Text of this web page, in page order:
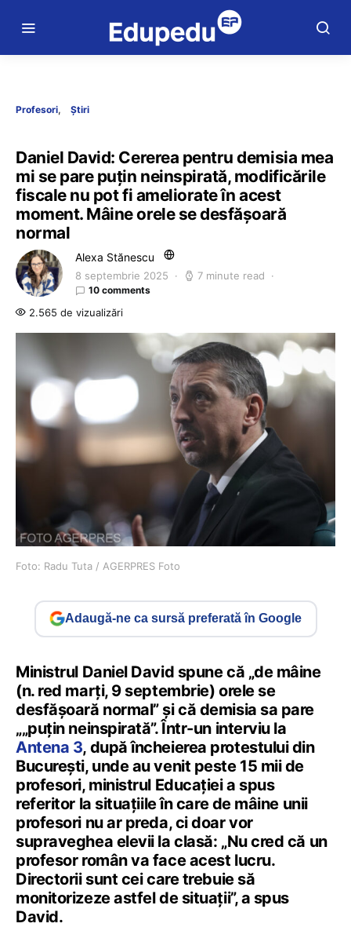
Profesori Știri
Daniel David: Cererea pentru demisia mea
mi se pare puțin neinspirată, modificările
fiscale nu pot fi ameliorate în acest
moment. Mâine orele se desfășoară
normal
Alexa Stănescu
8 septembrie 2025 7 minute read
10 comments
2.565 de vizualizări
Foto: Radu Tuta / AGERPRES Foto
Adaugă-ne ca sursă preferată în Google
Ministrul Daniel David spune că „de mâine
(n. red marți, 9 septembrie) orele se
desfășoară normal” și că demisia sa pare
„„puțin neinspirată”. Într-un interviu la
Antena 3, după încheierea protestului din
București, unde au venit peste 15 mii de
profesori, ministrul Educației a spus
referitor la situațiile în care de mâine unii
profesori nu ar preda, ci doar vor
supraveghea elevii la clasă: „Nu cred că un
profesor român va face acest lucru.
Directorii sunt cei care trebuie să
monitorizeze astfel de situații”, a spus
David.